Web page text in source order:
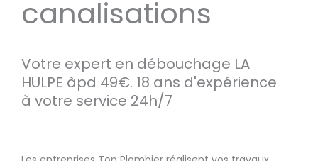
canalisations
Votre expert en débouchage LA
HULPE àpd 49€. 18 ans d'expérience
à votre service 24h/7